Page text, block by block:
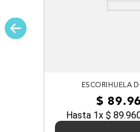
ESCORIHUELA
$ 89.
Hasta 1x $ 89.